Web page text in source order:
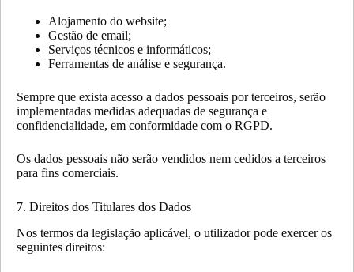
Alojamento do website;
Gestão de email;
Serviços técnicos e informáticos;
Ferramentas de análise e segurança.
Sempre que exista acesso a dados pessoais por terceiros, serão
implementadas medidas adequadas de segurança e
confidencialidade, em conformidade com o RGPD.
Os dados pessoais não serão vendidos nem cedidos a terceiros
para fins comerciais.
7. Direitos dos Titulares dos Dados
Nos termos da legislação aplicável, o utilizador pode exercer os
seguintes direitos: